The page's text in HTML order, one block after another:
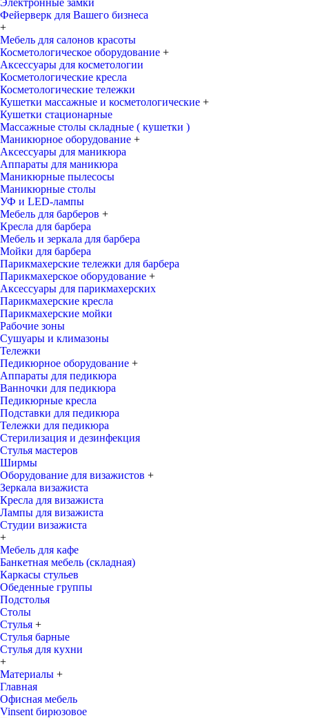
Электронные замки
Фейерверк для Вашего бизнеса
+
Мебель для салонов красоты
Косметологическое оборудование +
Аксессуары для косметологии
Косметологические кресла
Косметологические тележки
Кушетки массажные и косметологические +
Кушетки стационарные
Массажные столы складные ( кушетки )
Маникюрное оборудование +
Аксессуары для маникюра
Аппараты для маникюра
Маникюрные пылесосы
Маникюрные столы
УФ и LED-лампы
Мебель для барберов +
Кресла для барбера
Мебель и зеркала для барбера
Мойки для барбера
Парикмахерские тележки для барбера
Парикмахерское оборудование +
Аксессуары для парикмахерских
Парикмахерские кресла
Парикмахерские мойки
Рабочие зоны
Сушуары и климазоны
Тележки
Педикюрное оборудование +
Аппараты для педикюра
Ванночки для педикюра
Педикюрные кресла
Подставки для педикюра
Тележки для педикюра
Стерилизация и дезинфекция
Стулья мастеров
Ширмы
Оборудование для визажистов +
Зеркала визажиста
Кресла для визажиста
Лампы для визажиста
Студии визажиста
+
Мебель для кафе
Банкетная мебель (складная)
Каркасы стульев
Обеденные группы
Подстолья
Столы
Стулья +
Стулья барные
Стулья для кухни
+
Материалы +
Главная
Офисная мебель
Vinsent бирюзовое